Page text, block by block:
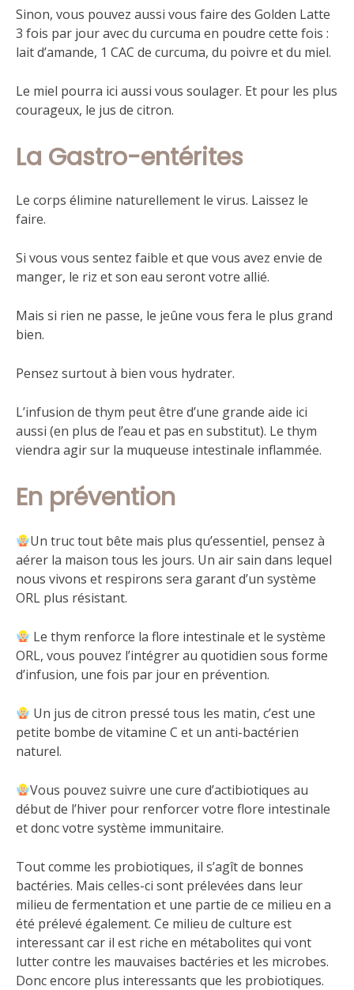
Sinon, vous pouvez aussi vous faire des Golden Latte
3 fois par jour avec du curcuma en poudre cette fois :
lait d’amande, 1 CAC de curcuma, du poivre et du miel.
Le miel pourra ici aussi vous soulager. Et pour les plus
courageux, le jus de citron.
La Gastro-entérites
Le corps élimine naturellement le virus. Laissez le
faire.
Si vous vous sentez faible et que vous avez envie de
manger, le riz et son eau seront votre allié.
Mais si rien ne passe, le jeûne vous fera le plus grand
bien.
Pensez surtout à bien vous hydrater.
L’infusion de thym peut être d’une grande aide ici
aussi (en plus de l’eau et pas en substitut). Le thym
viendra agir sur la muqueuse intestinale inflammée.
En prévention
Un truc tout bête mais plus qu’essentiel, pensez à
aérer la maison tous les jours. Un air sain dans lequel
nous vivons et respirons sera garant d’un système
ORL plus résistant.
Le thym renforce la flore intestinale et le système
ORL, vous pouvez l’intégrer au quotidien sous forme
d’infusion, une fois par jour en prévention.
Un jus de citron pressé tous les matin, c’est une
petite bombe de vitamine C et un anti-bactérien
naturel.
Vous pouvez suivre une cure d’actibiotiques au
début de l’hiver pour renforcer votre flore intestinale
et donc votre système immunitaire.
Tout comme les probiotiques, il s’agît de bonnes
bactéries. Mais celles-ci sont prélevées dans leur
milieu de fermentation et une partie de ce milieu en a
été prélevé également. Ce milieu de culture est
interessant car il est riche en métabolites qui vont
lutter contre les mauvaises bactéries et les microbes.
Donc encore plus interessants que les probiotiques.